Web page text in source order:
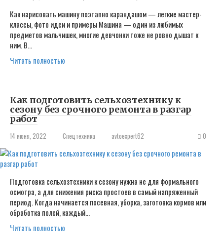
Как нарисовать машину поэтапно карандашом — легкие мастер-
классы, фото идеи и примеры Машина — один из любимых
предметов мальчишек, многие девчонки тоже не ровно дышат к
ним. В…
Читать полностью
Как подготовить сельхозтехнику к
сезону без срочного ремонта в разгар
работ
14 июня, 2022 Спецтехника avtoexpert62 0
Подготовка сельхозтехники к сезону нужна не для формального
осмотра, а для снижения риска простоев в самый напряженный
период. Когда начинается посевная, уборка, заготовка кормов или
обработка полей, каждый…
Читать полностью